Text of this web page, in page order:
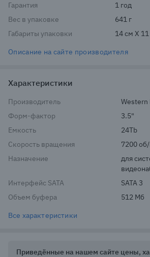
Гарантия
1 год
Вес в упаковке
641 г
Габариты упаковки
14 см X
Описание на сайте производителя
Характеристики
Производитель
Western
Форм-фактор
3.5"
Емкость
24Tb
Скорость вращения
7200
Назначение
для
Интерфейс SATA
SATA 3
Объем буфера
512 Мб
Все характеристики
Приведённые на нашем сайте цены,